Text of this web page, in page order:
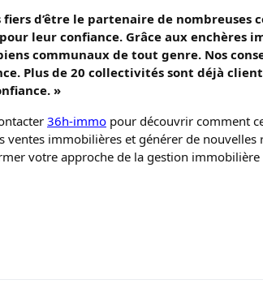
fiers d’être le partenaire de nombreuses
leur confiance. Grâce aux enchères
communaux de tout genre. Nos
Plus de 20 collectivités sont déjà
»
36h-immo pour découvrir comment
ventes immobilières et générer de
votre approche de la gestion